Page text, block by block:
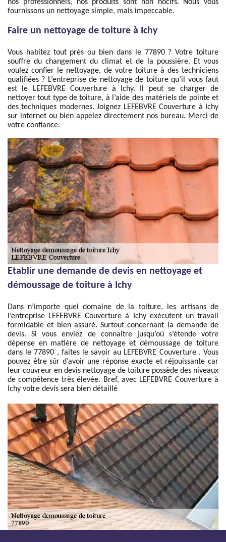
nos professionnels, nos produits sont non nocifs. Nous vous
fournissons un nettoyage simple, mais impeccable.
Faire un nettoyage de toiture à Ichy
Vous habitez tout près ou bien dans le 77890 ? Votre toiture
souffre du changement du climat et de la poussière. Et vous
voulez confier le nettoyage, de votre toiture à des techniciens
qualifiées ? L’entreprise de nettoyage de toiture qu’il vous faut
est le LEFEBVRE Couverture à Ichy. Il peut se charger de
nettoyer tout type de toiture, à l’aide des matériels de pointe et
des techniques modernes. Joignez LEFEBVRE Couverture à Ichy
sur internet ou bien appelez directement nos bureau. Merci de
votre confiance.
Etablir une demande de devis en nettoyage et
démoussage de toiture à Ichy
Dans n’importe quel domaine de la toiture, les artisans de
l’entreprise LEFEBVRE Couverture à Ichy exécutent un travail
formidable et bien assuré. Surtout concernant la demande de
devis. Si vous enviez de connaitre jusqu’où s’étende votre
dépense en matière de nettoyage et démoussage de toiture
dans le 77890 , faites le savoir au LEFEBVRE Couverture . Vous
pouvez être sûr d’avoir une réponse exacte et réjouissante car
leur couvreur en devis nettoyage de toiture possède des niveaux
de compétence très élevée. Bref, avec LEFEBVRE Couverture à
Ichy votre devis sera bien détaillé